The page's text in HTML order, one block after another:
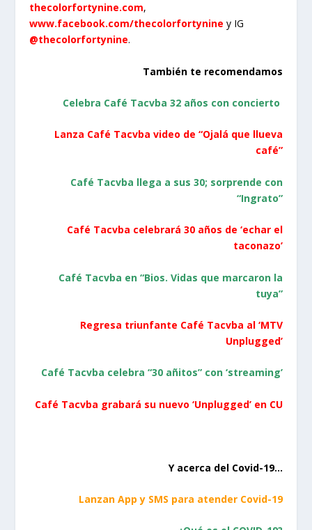
thecolorfortynine.com,
www.facebook.com/thecolorfortynine y IG
@thecolorfortynine.
También te recomendamos
Celebra Café Tacvba 32 años con concierto
Lanza Café Tacvba video de “Ojalá que llueva
café”
Café Tacvba llega a sus 30; sorprende con
“Ingrato”
Café Tacvba celebrará 30 años de ‘echar el
taconazo’
Café Tacvba en “Bios. Vidas que marcaron la
tuya”
Regresa triunfante Café Tacvba al ‘MTV
Unplugged’
Café Tacvba celebra “30 añitos” con ‘streaming’
Café Tacvba grabará su nuevo ‘Unplugged’ en CU
Y acerca del Covid-19…
Lanzan App y SMS para atender Covid-19